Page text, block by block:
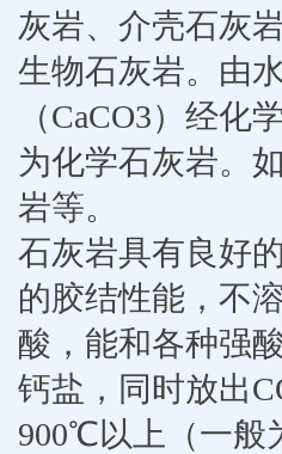
灰岩、介壳石灰
生物石灰岩。由
（CaCO3）经化
为化学石灰岩。
岩等。
石灰岩具有良好
的胶结性能，不
酸，能和各种强
钙盐，同时放出
900℃以上（一般